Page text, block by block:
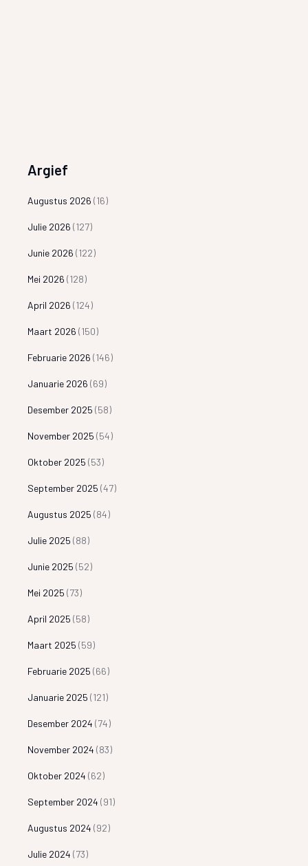
Argief
Augustus 2026 (16)
Julie 2026 (127)
Junie 2026 (122)
Mei 2026 (128)
April 2026 (124)
Maart 2026 (150)
Februarie 2026 (146)
Januarie 2026 (69)
Desember 2025 (58)
November 2025 (54)
Oktober 2025 (53)
September 2025 (47)
Augustus 2025 (84)
Julie 2025 (88)
Junie 2025 (52)
Mei 2025 (73)
April 2025 (58)
Maart 2025 (59)
Februarie 2025 (66)
Januarie 2025 (121)
Desember 2024 (74)
November 2024 (83)
Oktober 2024 (62)
September 2024 (91)
Augustus 2024 (92)
Julie 2024 (73)